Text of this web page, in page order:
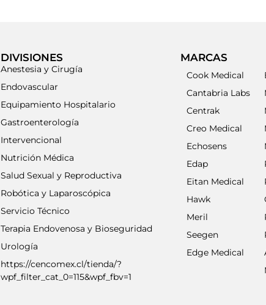
DIVISIONES
Anestesia y Cirugía
Endovascular
Equipamiento Hospitalario
Gastroenterología
Intervencional
Nutrición Médica
Salud Sexual y Reproductiva
Robótica y Laparoscópica
Servicio Técnico
Terapia Endovenosa y Bioseguridad
Urología
https://cencomex.cl/tienda/?
wpf_filter_cat_0=115&wpf_fbv=1
MARCAS
Cook Medical
Cantabria Labs
Centrak
Creo Medical
Echosens
Edap
Eitan Medical
Hawk
Meril
Seegen
Edge Medical